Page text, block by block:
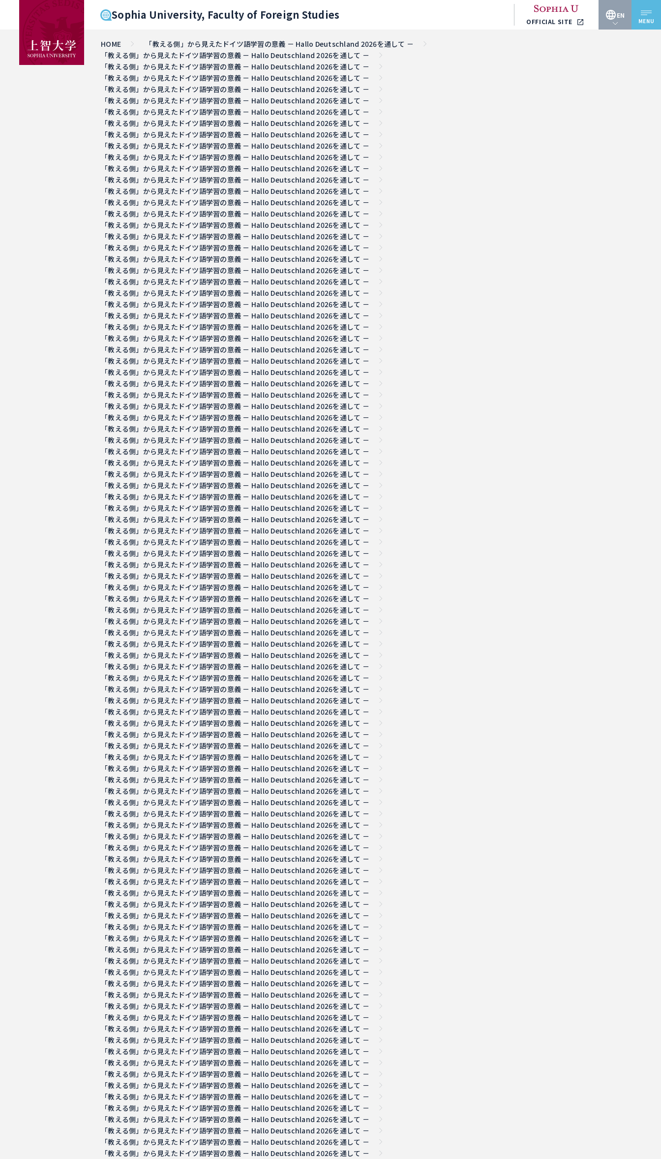
Sophia University, Faculty of Foreign Studies OFFICIAL SITE
EN
MENU
HOME
「教える側」から見えたドイツ語学習の意義 － Hallo Deutschland 2026を通して －
「教える側」から見えたドイツ語学習の意義 － Hallo Deutschland 2026を通して －
「教える側」から見えたドイツ語学習の意義 － Hallo Deutschland 2026を通して －
「教える側」から見えたドイツ語学習の意義 － Hallo Deutschland 2026を通して －
「教える側」から見えたドイツ語学習の意義 － Hallo Deutschland 2026を通して －
「教える側」から見えたドイツ語学習の意義 － Hallo Deutschland 2026を通して －
「教える側」から見えたドイツ語学習の意義 － Hallo Deutschland 2026を通して －
「教える側」から見えたドイツ語学習の意義 － Hallo Deutschland 2026を通して －
「教える側」から見えたドイツ語学習の意義 － Hallo Deutschland 2026を通して －
「教える側」から見えたドイツ語学習の意義 － Hallo Deutschland 2026を通して －
「教える側」から見えたドイツ語学習の意義 － Hallo Deutschland 2026を通して －
「教える側」から見えたドイツ語学習の意義 － Hallo Deutschland 2026を通して －
「教える側」から見えたドイツ語学習の意義 － Hallo Deutschland 2026を通して －
「教える側」から見えたドイツ語学習の意義 － Hallo Deutschland 2026を通して －
「教える側」から見えたドイツ語学習の意義 － Hallo Deutschland 2026を通して －
「教える側」から見えたドイツ語学習の意義 － Hallo Deutschland 2026を通して －
「教える側」から見えたドイツ語学習の意義 － Hallo Deutschland 2026を通して －
「教える側」から見えたドイツ語学習の意義 － Hallo Deutschland 2026を通して －
「教える側」から見えたドイツ語学習の意義 － Hallo Deutschland 2026を通して －
「教える側」から見えたドイツ語学習の意義 － Hallo Deutschland 2026を通して －
「教える側」から見えたドイツ語学習の意義 － Hallo Deutschland 2026を通して －
「教える側」から見えたドイツ語学習の意義 － Hallo Deutschland 2026を通して －
「教える側」から見えたドイツ語学習の意義 － Hallo Deutschland 2026を通して －
「教える側」から見えたドイツ語学習の意義 － Hallo Deutschland 2026を通して －
「教える側」から見えたドイツ語学習の意義 － Hallo Deutschland 2026を通して －
「教える側」から見えたドイツ語学習の意義 － Hallo Deutschland 2026を通して －
「教える側」から見えたドイツ語学習の意義 － Hallo Deutschland 2026を通して －
「教える側」から見えたドイツ語学習の意義 － Hallo Deutschland 2026を通して －
「教える側」から見えたドイツ語学習の意義 － Hallo Deutschland 2026を通して －
「教える側」から見えたドイツ語学習の意義 － Hallo Deutschland 2026を通して －
「教える側」から見えたドイツ語学習の意義 － Hallo Deutschland 2026を通して －
「教える側」から見えたドイツ語学習の意義 － Hallo Deutschland 2026を通して －
「教える側」から見えたドイツ語学習の意義 － Hallo Deutschland 2026を通して －
「教える側」から見えたドイツ語学習の意義 － Hallo Deutschland 2026を通して －
「教える側」から見えたドイツ語学習の意義 － Hallo Deutschland 2026を通して －
「教える側」から見えたドイツ語学習の意義 － Hallo Deutschland 2026を通して －
「教える側」から見えたドイツ語学習の意義 － Hallo Deutschland 2026を通して －
「教える側」から見えたドイツ語学習の意義 － Hallo Deutschland 2026を通して －
「教える側」から見えたドイツ語学習の意義 － Hallo Deutschland 2026を通して －
「教える側」から見えたドイツ語学習の意義 － Hallo Deutschland 2026を通して －
「教える側」から見えたドイツ語学習の意義 － Hallo Deutschland 2026を通して －
「教える側」から見えたドイツ語学習の意義 － Hallo Deutschland 2026を通して －
「教える側」から見えたドイツ語学習の意義 － Hallo Deutschland 2026を通して －
「教える側」から見えたドイツ語学習の意義 － Hallo Deutschland 2026を通して －
「教える側」から見えたドイツ語学習の意義 － Hallo Deutschland 2026を通して －
「教える側」から見えたドイツ語学習の意義 － Hallo Deutschland 2026を通して －
「教える側」から見えたドイツ語学習の意義 － Hallo Deutschland 2026を通して －
「教える側」から見えたドイツ語学習の意義 － Hallo Deutschland 2026を通して －
「教える側」から見えたドイツ語学習の意義 － Hallo Deutschland 2026を通して －
「教える側」から見えたドイツ語学習の意義 － Hallo Deutschland 2026を通して －
「教える側」から見えたドイツ語学習の意義 － Hallo Deutschland 2026を通して －
「教える側」から見えたドイツ語学習の意義 － Hallo Deutschland 2026を通して －
「教える側」から見えたドイツ語学習の意義 － Hallo Deutschland 2026を通して －
「教える側」から見えたドイツ語学習の意義 － Hallo Deutschland 2026を通して －
「教える側」から見えたドイツ語学習の意義 － Hallo Deutschland 2026を通して －
「教える側」から見えたドイツ語学習の意義 － Hallo Deutschland 2026を通して －
「教える側」から見えたドイツ語学習の意義 － Hallo Deutschland 2026を通して －
「教える側」から見えたドイツ語学習の意義 － Hallo Deutschland 2026を通して －
「教える側」から見えたドイツ語学習の意義 － Hallo Deutschland 2026を通して －
「教える側」から見えたドイツ語学習の意義 － Hallo Deutschland 2026を通して －
「教える側」から見えたドイツ語学習の意義 － Hallo Deutschland 2026を通して －
「教える側」から見えたドイツ語学習の意義 － Hallo Deutschland 2026を通して －
「教える側」から見えたドイツ語学習の意義 － Hallo Deutschland 2026を通して －
「教える側」から見えたドイツ語学習の意義 － Hallo Deutschland 2026を通して －
「教える側」から見えたドイツ語学習の意義 － Hallo Deutschland 2026を通して －
「教える側」から見えたドイツ語学習の意義 － Hallo Deutschland 2026を通して －
「教える側」から見えたドイツ語学習の意義 － Hallo Deutschland 2026を通して －
「教える側」から見えたドイツ語学習の意義 － Hallo Deutschland 2026を通して －
「教える側」から見えたドイツ語学習の意義 － Hallo Deutschland 2026を通して －
「教える側」から見えたドイツ語学習の意義 － Hallo Deutschland 2026を通して －
「教える側」から見えたドイツ語学習の意義 － Hallo Deutschland 2026を通して －
「教える側」から見えたドイツ語学習の意義 － Hallo Deutschland 2026を通して －
「教える側」から見えたドイツ語学習の意義 － Hallo Deutschland 2026を通して －
「教える側」から見えたドイツ語学習の意義 － Hallo Deutschland 2026を通して －
「教える側」から見えたドイツ語学習の意義 － Hallo Deutschland 2026を通して －
「教える側」から見えたドイツ語学習の意義 － Hallo Deutschland 2026を通して －
「教える側」から見えたドイツ語学習の意義 － Hallo Deutschland 2026を通して －
「教える側」から見えたドイツ語学習の意義 － Hallo Deutschland 2026を通して －
「教える側」から見えたドイツ語学習の意義 － Hallo Deutschland 2026を通して －
「教える側」から見えたドイツ語学習の意義 － Hallo Deutschland 2026を通して －
「教える側」から見えたドイツ語学習の意義 － Hallo Deutschland 2026を通して －
「教える側」から見えたドイツ語学習の意義 － Hallo Deutschland 2026を通して －
「教える側」から見えたドイツ語学習の意義 － Hallo Deutschland 2026を通して －
「教える側」から見えたドイツ語学習の意義 － Hallo Deutschland 2026を通して －
「教える側」から見えたドイツ語学習の意義 － Hallo Deutschland 2026を通して －
「教える側」から見えたドイツ語学習の意義 － Hallo Deutschland 2026を通して －
「教える側」から見えたドイツ語学習の意義 － Hallo Deutschland 2026を通して －
「教える側」から見えたドイツ語学習の意義 － Hallo Deutschland 2026を通して －
「教える側」から見えたドイツ語学習の意義 － Hallo Deutschland 2026を通して －
「教える側」から見えたドイツ語学習の意義 － Hallo Deutschland 2026を通して －
「教える側」から見えたドイツ語学習の意義 － Hallo Deutschland 2026を通して －
「教える側」から見えたドイツ語学習の意義 － Hallo Deutschland 2026を通して －
「教える側」から見えたドイツ語学習の意義 － Hallo Deutschland 2026を通して －
「教える側」から見えたドイツ語学習の意義 － Hallo Deutschland 2026を通して －
「教える側」から見えたドイツ語学習の意義 － Hallo Deutschland 2026を通して －
「教える側」から見えたドイツ語学習の意義 － Hallo Deutschland 2026を通して －
「教える側」から見えたドイツ語学習の意義 － Hallo Deutschland 2026を通して －
「教える側」から見えたドイツ語学習の意義 － Hallo Deutschland 2026を通して －
「教える側」から見えたドイツ語学習の意義 － Hallo Deutschland 2026を通して －